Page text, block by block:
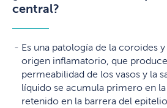
central?
Es una patología de la coroides
origen inflamatorio, que
permeabilidad de los vasos y la
líquido se acumula primero en
retenido en la barrera del